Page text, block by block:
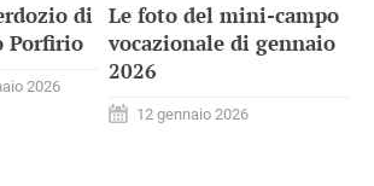
di
Porfirio
2026
Le foto del mini-campo
vocazionale di gennaio
2026
12 gennaio 2026